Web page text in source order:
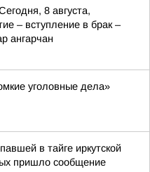
8 августа,
– вступление в брак –
ангарчан
уголовные дела»
в тайге иркутской
пришло сообщение